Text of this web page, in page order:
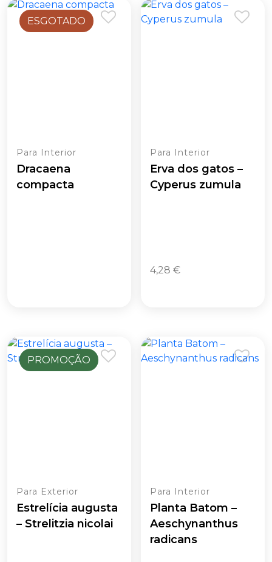
ESGOTADO
Para Interior
Dracaena
compacta
Para Interior
Erva dos gatos –
Cyperus zumula
4,28€
PROMOÇÃO
Para Exterior
Estrelícia augusta
– Strelitzia nicolai
Para Interior
Planta Batom –
Aeschynanthus
radicans